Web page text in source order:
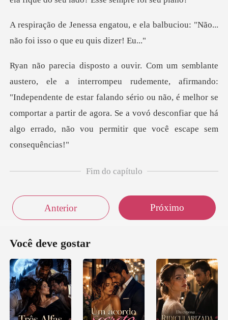
e ela balbuciou: "Não...
não fo
rmando:
"Independente de estar falando sério ou não, é melhor se
comportar a partir de agora.
Fim do capítulo
Anterior Próximo
Você deve gostar